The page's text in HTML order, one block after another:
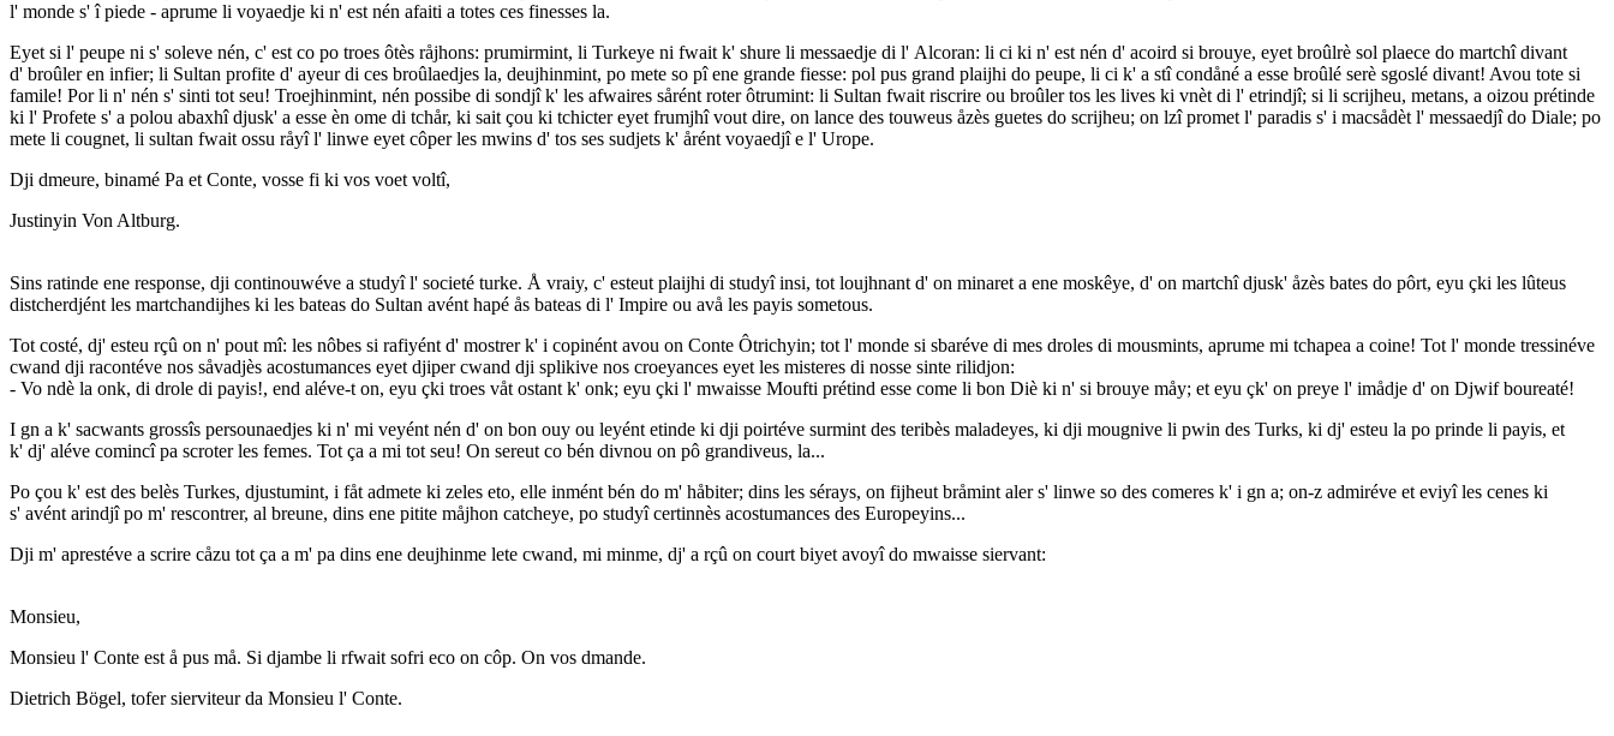
l' monde s' î piede - aprume li voyaedje ki n' est nén afaiti a totes ces finesses la.
Eyet si l' peupe ni s' soleve nén, c' est co po troes ôtès råjhons: prumirmint, li Turkeye ni fwait k' shure li messaedje di l' Alcoran: li ci ki n' est nén d' acoird si brouye, eyet broûlrè sol plaece do martchî divant
d' broûler en infier; li Sultan profite d' ayeur di ces broûlaedjes la, deujhinmint, po mete so pî ene grande fiesse: pol pus grand plaijhi do peupe, li ci k' a stî condåné a esse broûlé serè sgoslé divant! Avou tote si
famile! Por li n' nén s' sinti tot seu! Troejhinmint, nén possibe di sondjî k' les afwaires sårént roter ôtrumint: li Sultan fwait riscrire ou broûler tos les lives ki vnèt di l' etrindjî; si li scrijheu, metans, a oizou prétinde
ki l' Profete s' a polou abaxhî djusk' a esse èn ome di tchår, ki sait çou ki tchicter eyet frumjhî vout dire, on lance des touweus åzès guetes do scrijheu; on lzî promet l' paradis s' i macsådèt l' messaedjî do Diale; po
mete li cougnet, li sultan fwait ossu råyî l' linwe eyet côper les mwins d' tos ses sudjets k' årént voyaedjî e l' Urope.
Dji dmeure, binamé Pa et Conte, vosse fi ki vos voet voltî,
Justinyin Von Altburg.
Sins ratinde ene response, dji continouwéve a studyî l' societé turke. Å vraiy, c' esteut plaijhi di studyî insi, tot loujhnant d' on minaret a ene moskêye, d' on martchî djusk' åzès bates do pôrt, eyu çki les lûteus
distcherdjént les martchandijhes ki les bateas do Sultan avént hapé ås bateas di l' Impire ou avå les payis sometous.
Tot costé, dj' esteu rçû on n' pout mî: les nôbes si rafiyént d' mostrer k' i copinént avou on Conte Ôtrichyin; tot l' monde si sbaréve di mes droles di mousmints, aprume mi tchapea a coine! Tot l' monde tressinéve
cwand dji racontéve nos såvadjès acostumances eyet djiper cwand dji splikive nos croeyances eyet les misteres di nosse sinte rilidjon:
- Vo ndè la onk, di drole di payis!, end aléve-t on, eyu çki troes våt ostant k' onk; eyu çki l' mwaisse Moufti prétind esse come li bon Diè ki n' si brouye måy; et eyu çk' on preye l' imådje d' on Djwif boureaté!
I gn a k' sacwants grossîs persounaedjes ki n' mi veyént nén d' on bon ouy ou leyént etinde ki dji poirtéve surmint des teribès maladeyes, ki dji mougnive li pwin des Turks, ki dj' esteu la po prinde li payis, et
k' dj' aléve comincî pa scroter les femes. Tot ça a mi tot seu! On sereut co bén divnou on pô grandiveus, la...
Po çou k' est des belès Turkes, djustumint, i fåt admete ki zeles eto, elle inmént bén do m' håbiter; dins les sérays, on fijheut bråmint aler s' linwe so des comeres k' i gn a; on-z admiréve et eviyî les cenes ki
s' avént arindjî po m' rescontrer, al breune, dins ene pitite måjhon catcheye, po studyî certinnès acostumances des Europeyins...
Dji m' aprestéve a scrire cåzu tot ça a m' pa dins ene deujhinme lete cwand, mi minme, dj' a rçû on court biyet avoyî do mwaisse siervant:
Monsieu,
Monsieu l' Conte est å pus må. Si djambe li rfwait sofri eco on côp. On vos dmande.
Dietrich Bögel, tofer sierviteur da Monsieu l' Conte.